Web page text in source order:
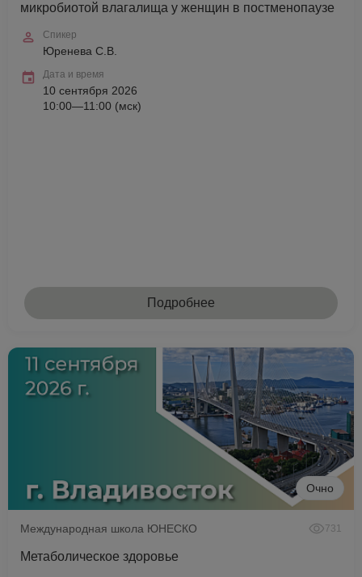
микробиотой влагалища у женщин в постменопаузе
Спикер
Юренева С.В.
Дата и время
10 сентября 2026
10:00—11:00 (мск)
Подробнее
Очно
Международная школа ЮНЕСКО 731
Метаболическое здоровье